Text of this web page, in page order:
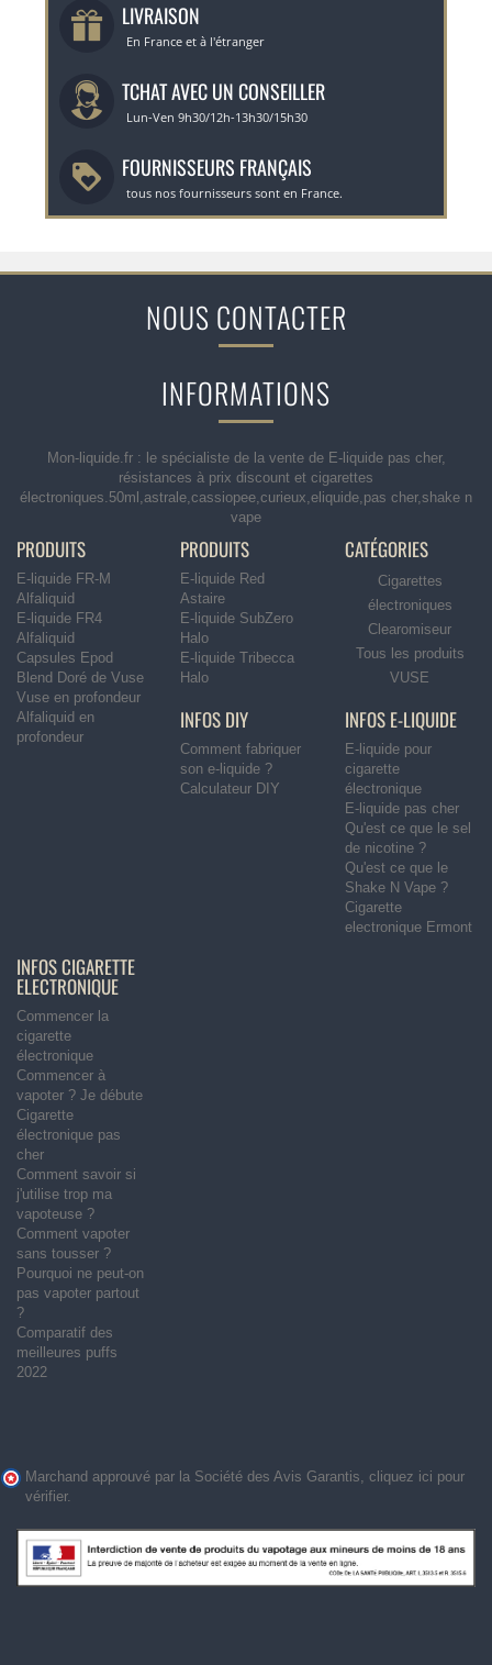
LIVRAISON
En France et à l'étranger
TCHAT AVEC UN CONSEILLER
Lun-Ven 9h30/12h-13h30/15h30
FOURNISSEURS FRANÇAIS
tous nos fournisseurs sont en France.
NOUS CONTACTER
INFORMATIONS
Mon-liquide.fr : le spécialiste de la vente de E-liquide pas cher,
résistances à prix discount et cigarettes
électroniques.50ml,astrale,cassiopee,curieux,eliquide,pas cher,shake n
vape
PRODUITS
E-liquide FR-M
Alfaliquid
E-liquide FR4
Alfaliquid
Capsules Epod
Blend Doré de Vuse
Vuse en profondeur
Alfaliquid en
profondeur
PRODUITS
E-liquide Red
Astaire
E-liquide SubZero
Halo
E-liquide Tribecca
Halo
CATÉGORIES
Cigarettes
électroniques
Clearomiseur
Tous les produits
VUSE
INFOS DIY
Comment fabriquer
son e-liquide ?
Calculateur DIY
INFOS E-LIQUIDE
E-liquide pour
cigarette
électronique
E-liquide pas cher
Qu'est ce que le sel
de nicotine ?
Qu'est ce que le
Shake N Vape ?
Cigarette
electronique Ermont
INFOS CIGARETTE
ELECTRONIQUE
Commencer la
cigarette
électronique
Commencer à
vapoter ? Je débute
Cigarette
électronique pas
cher
Comment savoir si
j'utilise trop ma
vapoteuse ?
Comment vapoter
sans tousser ?
Pourquoi ne peut-on
pas vapoter partout
?
Comparatif des
meilleures puffs
2022
Marchand approuvé par la Société des Avis Garantis, cliquez ici pour
vérifier.